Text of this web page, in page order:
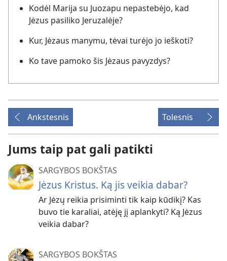
Kodėl Marija su Juozapu nepastebėjo, kad
Jėzus pasiliko Jeruzalėje?
Kur, Jėzaus manymu, tėvai turėjo jo ieškoti?
Ko tave pamoko šis Jėzaus pavyzdys?
Ankstesnis Tolesnis
Jums taip pat gali patikti
SARGYBOS BOKŠTAS
Jėzus Kristus. Ką jis veikia dabar?
Ar Jėzų reikia prisiminti tik kaip kūdikį? Kas
buvo tie karaliai, atėję jį aplankyti? Ką Jėzus
veikia dabar?
SARGYBOS BOKŠTAS